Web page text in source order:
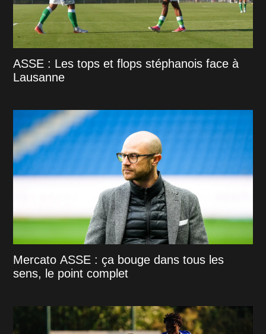
ASSE : Les tops et flops stéphanois face à
Lausanne
Mercato ASSE : ça bouge dans tous les
sens, le point complet